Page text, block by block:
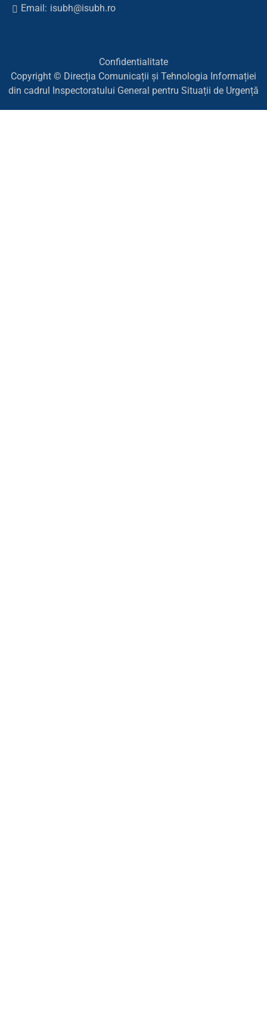
Email: isubh@isubh.ro
Confidentialitate
Copyright © Direcția Comunicații și Tehnologia Informației
din cadrul Inspectoratului General pentru Situații de Urgență